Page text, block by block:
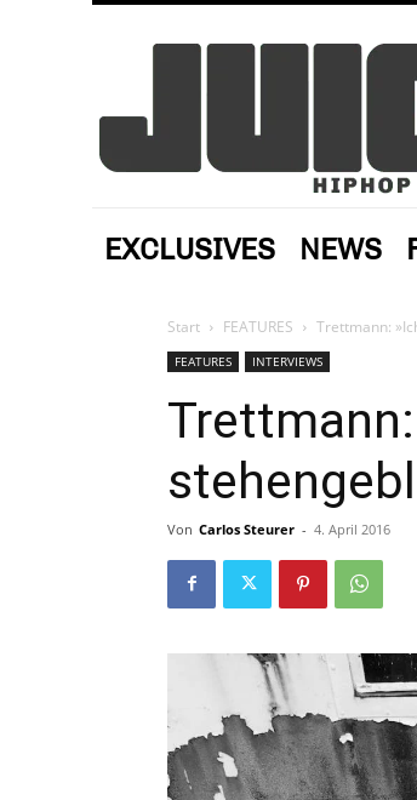
EXCLUSIVES NEWS
Start FEATURES Trettmann:
FEATURES INTERVIEWS
Von Carlos Steurer - 4. April 2016